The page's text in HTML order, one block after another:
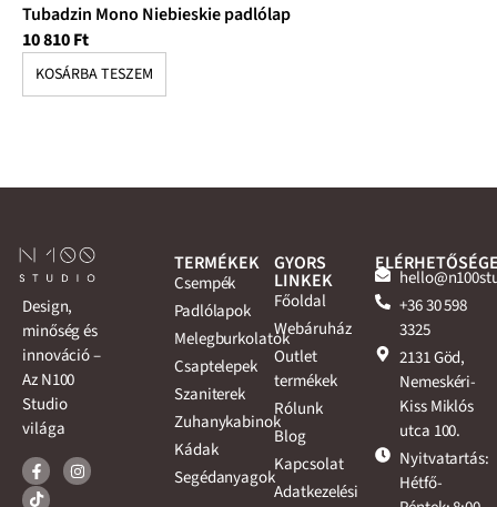
Tubadzin Mono Niebieskie padlólap
10 810Ft
KOSÁRBA TESZEM
Design,
minőség és
innováció –
Az N100
Studio
világa
TERMÉKEK
Csempék
Padlólapok
Melegburkolatok
Csaptelepek
Szaniterek
Zuhanykabinok
Kádak
Segédanyagok
GYORS
LINKEK
Főoldal
Webáruház
Outlet
termékek
Rólunk
Blog
Kapcsolat
Adatkezelési
+36 30 598
3325
2131 Göd,
Nemeskéri-
Kiss Miklós
utca 100.
Nyitvatartás:
Hétfő-